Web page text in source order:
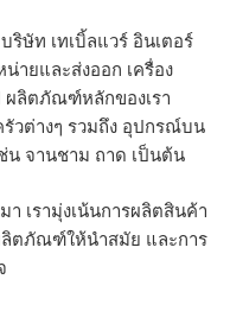
ริษัท เทเบิ้ลแวร์ อินเตอร์
ายและส่งออก เครื่อง
ผลิตภัณฑ์หลักของเรา
วต่างๆ รวมถึง อุปกรณ์บน
น จานชาม ถาด เป็นต้น
า เรามุ่งเน้นการผลิตสินค้า
ตภัณฑ์ให้นำสมัย และการ